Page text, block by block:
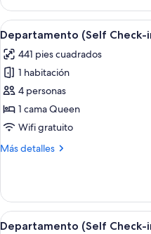
Virtual
Front
Desk)
Premium
(Self
Check-
with
Virtual
Front
Desk)
Abrir
todas
las
fotos
de
Departamento
(Self
in
Front
Desk)
7
Departamento (Self Check-
441 pies cuadrados
1 habitación
4 personas
1 cama Queen
Wifi gratuito
Más detalles
Más
(Self
Check-
in
Abrir
6
Departamento (Self Check-